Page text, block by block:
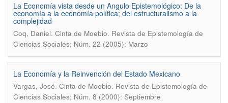
La Economía vista desde un Angulo Epistemológico: De la
economía a la economía política; del estructuralismo a la
complejidad
Coq, Daniel. Cinta de Moebio. Revista de Epistemología de
Ciencias Sociales; Núm. 22 (2005): Marzo
La Economía y la Reinvención del Estado Mexicano
Vargas, José. Cinta de Moebio. Revista de Epistemología de
Ciencias Sociales; Núm. 8 (2000): Septiembre